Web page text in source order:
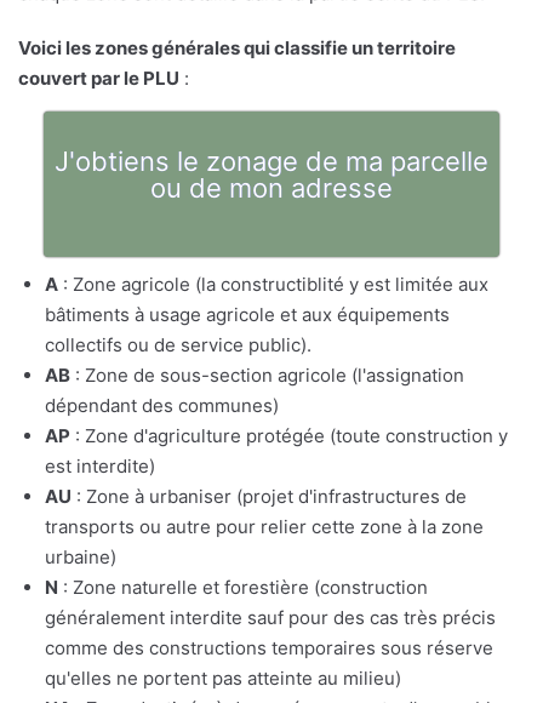
Voici les zones générales qui classifie un territoire
couvert par le PLU :
J'obtiens le zonage de ma parcelle
ou de mon adresse
A : Zone agricole (la constructiblité y est limitée aux
bâtiments à usage agricole et aux équipements
collectifs ou de service public).
AB : Zone de sous-section agricole (l'assignation
dépendant des communes)
AP : Zone d'agriculture protégée (toute construction y
est interdite)
AU : Zone à urbaniser (projet d'infrastructures de
transports ou autre pour relier cette zone à la zone
urbaine)
N : Zone naturelle et forestière (construction
généralement interdite sauf pour des cas très précis
comme des constructions temporaires sous réserve
qu'elles ne portent pas atteinte au milieu)